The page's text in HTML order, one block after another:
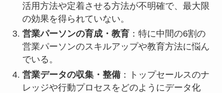
活用方法や定着させる方法が不明確で、最大限
の効果を得られていない。
営業パーソンの育成・教育：特に中間の6割の
営業パーソンのスキルアップや教育方法に悩ん
でいる。
営業データの収集・整備：トップセールスのナ
レッジや行動プロセスをどのようにデータ化